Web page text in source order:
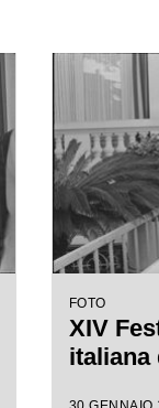
FOTO
XIV
italiana